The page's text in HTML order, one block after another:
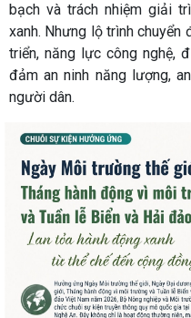
bạch và trách nhiệm giải
xanh. Nhưng lộ trình
triển, năng lực công nghệ,
đảm an ninh năng lượng,
người dân.